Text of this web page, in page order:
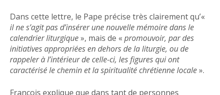
Dans cette lettre, le Pape précise très clairement qu’«
il ne s’agit pas d’insérer une nouvelle mémoire dans le
calendrier liturgique», mais de «promouvoir, par des
initiatives appropriées en dehors de la liturgie, ou de
rappeler à l’intérieur de celle-ci, les figures qui ont
caractérisé le chemin et la spiritualité chrétienne locale».
François explique que dans tant de personnes